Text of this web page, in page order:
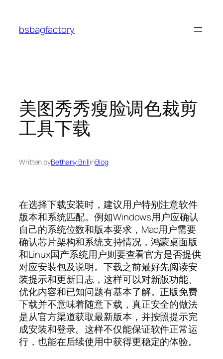
content
bsbagfactory
美图秀秀瘦脸调色裁剪
工具下载
Written byBethany BrillinBlog
在选择下载安装时，建议用户特别注意软件
版本和系统匹配。例如Windows用户应确认
自己的系统位数和版本要求，Mac用户需要
确认芯片架构和系统支持情况，鸿蒙桌面版
和Linux国产系统用户则要查看官方是否提供
对应安装包及说明。下载之前最好先阅读安
装提示和更新日志，这样可以对新版功能、
优化内容和已知问题有基本了解。正版免费
下载并不意味着随意下载，真正安全的做法
是从官方渠道获取最新版本，并按照提示完
成安装和登录。这样不仅能保证软件正常运
行，也能在后续使用中获得更稳定的体验。